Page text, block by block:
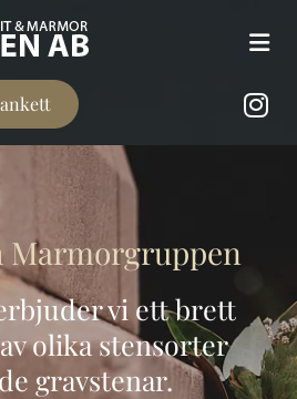
Marmorgruppen
vi ett brett
olika stensorter
gravstenar.